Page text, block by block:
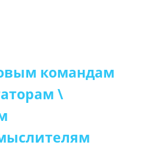
командам
\